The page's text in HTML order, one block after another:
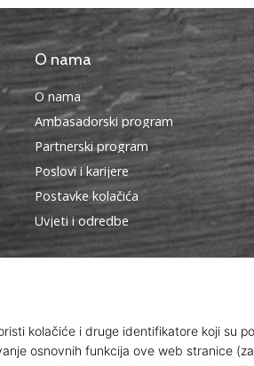
O nama
O nama
Ambasadorski program
Partnerski program
Poslovi i karijere
Postavke kolačića
Uvjeti i odredbe